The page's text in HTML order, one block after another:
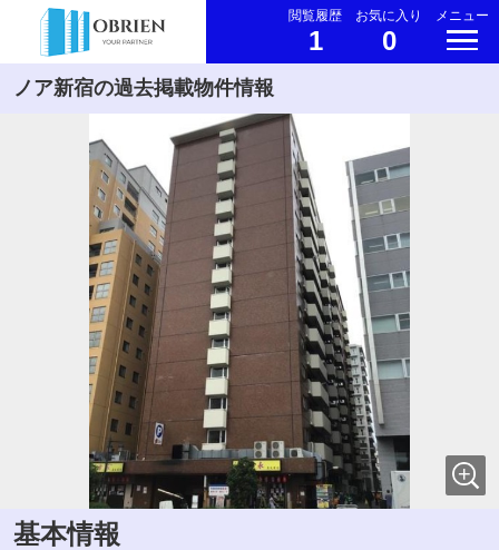
閲覧履歴
1
お気に入り
0
メニュー
ノア新宿の過去掲載物件情報
基本情報